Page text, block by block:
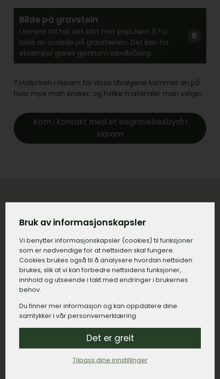
Bilde på gravstein
I senere tid har det blitt mer populært å ha
bilde av avdøde på gravsteinen. Det kan for
eksempel gjøres gjennom sandblåsing.
Totalprisen i Haram for disse tilvalgene kommer an på
hvor mye man ønsker, og hvilke materialer man velger.
Kom i kontakt med et begravelsesbyrå i
Haram
Konkret priseksempel på gravstein
med tilvalg i Haram
Gravstein:15.000,– kroner.
Gravering, navn og dato:500,– kroner.
Gravering, minneord:
Bedramme:2.500,– kroner.
6.000,– kroner.
Sum: 26.000,– kroner.
Bruk av informasjonskapsler
Vi benytter informasjons­kapsler (cookies) til funksjoner
som er nødvendige for at nettsiden skal fungere.
Cookies brukes også til å analysere hvordan nettsiden
brukes, slik at vi kan forbedre nettsidens funksjoner,
innhold og utseende i takt med endringer i brukernes
behov.
Du finner mer informasjon og kan oppdatere dine
samtykker i vår personvernerklæring.
Det er greit
Tilpass dine innstillinger